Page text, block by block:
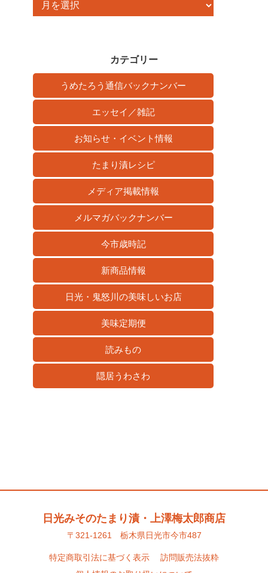
ー
カテゴリー
うめたろう通信バックナンバー
エッセイ／雑記
お知らせ・イベント情報
たまり漬レシピ
メディア掲載情報
メルマガバックナンバー
今市歳時記
新商品情報
日光・鬼怒川の美味しいお店
美味定期便
読みもの
隠居うわさわ
日光みそのたまり漬・上澤梅太郎商店
〒321-1261 栃木県日光市今市487
特定商取引法に基づく表示
訪問販売法抜粋